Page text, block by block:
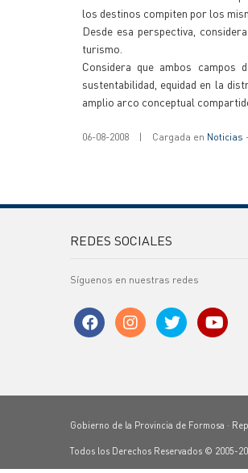
los destinos compiten por los
Desde esa perspectiva,
turismo.
Considera que ambos campos
sustentabilidad, equidad en la
amplio arco conceptual
06-08-2008 | Cargada en Noticias
REDES SOCIALES
Síguenos en nuestras redes
Gobierno de la Provincia de Formosa ·
Todos los Derechos Reservados © 2005-